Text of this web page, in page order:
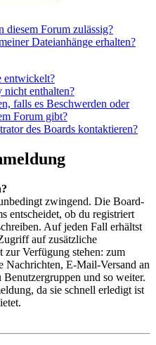
diesem Forum zulässig?
Dateianhänge erhalten?
entwickelt?
enthalten?
falls es Beschwerden oder
Forum gibt?
des Boards kontaktieren?
zwingend. Die Board-
entscheidet, ob du registriert
Auf jeden Fall erhältst
auf zusätzliche
zur Verfügung stehen: zum
Nachrichten, E-Mail-Versand an
und so weiter.
da sie schnell erledigt ist